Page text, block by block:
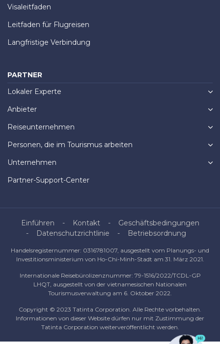
Visaleitfaden
Leitfaden für Flugreisen
Langfristige Verbindung
PARTNER
Lokaler Experte
Anbieter
Reiseunternehmen
Personen, die im Tourismus arbeiten
Unternehmen
Partner-Support-Center
Einführen Kontakt
Geschäftsbedingungen
Datenschutzrichtlinie
Betriebsordnung
Handelsregisternummer: 0316781007, ausgestellt vom Planungs- und
Investitionsministerium von Ho-Chi-Minh-Stadt am 31. März 2021.
Internationale Reisebürolizenznummer: 79-1516/2022/TCDL-GP
LHQT, ausgestellt von der vietnamesischen Nationalen
Tourismusverwaltung am 6. Oktober 2022.
Copyright © 2023 Tatinta Corporation. Alle Rechte vorbehalten.
Informationen von dieser Website dürfen nur mit Zustimmung der
Tatinta Corporation weiterveröffentlicht werden.